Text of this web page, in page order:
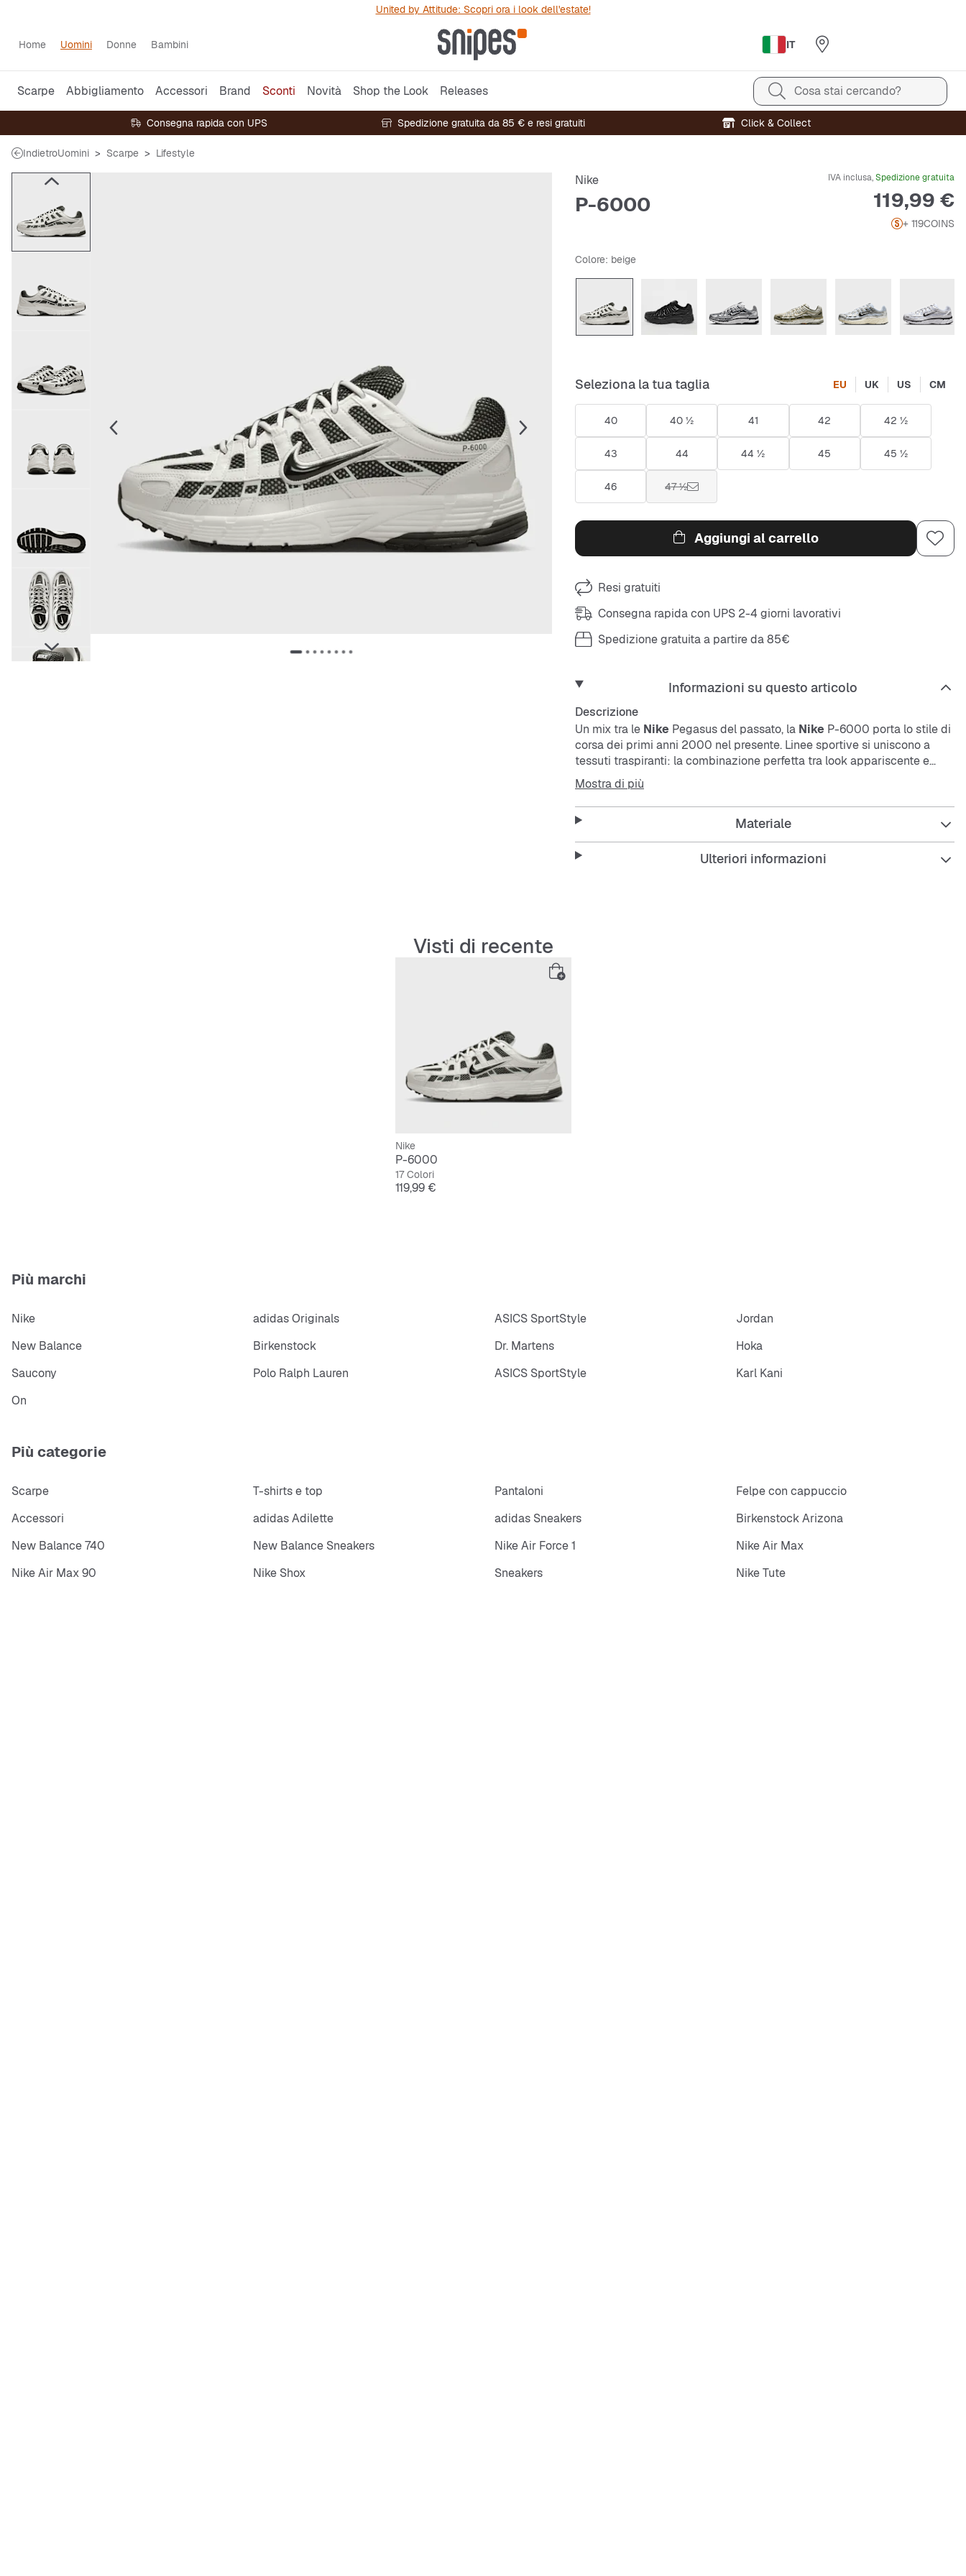
United by Attitude: Scopri ora i look dell'estate!
Home Uomini Donne Bambini IT
Scarpe Abbigliamento Accessori Brand Sconti Novità Shop the Look Releases Cosa stai cercando?
Consegna rapida con UPS Spedizione gratuita da 85 € e resi gratuiti Click & Collect
IndietroUomini Scarpe Lifestyle
Nike
P-6000
IVA inclusa,Spedizione gratuita
Prezzo
119,99 €
+ 119COINS
Colore: beige
Seleziona la tua taglia EU UK US CM
40 40 ½ 41 42 42 ½
43 44 44 ½ 45 45 ½
46 47 ½
Aggiungi al carrello
Resi gratuiti
Consegna rapida con UPS 2-4 giorni lavorativi
Spedizione gratuita a partire da 85€
Informazioni su questo articolo
Descrizione
Un mix tra le Nike Pegasus del passato, la Nike P-6000 porta lo stile di
corsa dei primi anni 2000 nel presente. Linee sportive si uniscono a
tessuti traspiranti: la combinazione perfetta tra look appariscente e
comfort. L’ammortizzazione in schiuma crea una silhouette rialzata
ispirata all’allenamento di corsa e un comfort incredibile.
Tomaia in tessuto con sovrapposizioni in pelle, resistente e traspirante.
Il design retrò si ispira alleNikePegasus 25 eNikePegasus 2006.
La suola in gomma garantisce una presa duratura.
Mostra di più
Materiale
Ulteriori informazioni
Visti di recente
Nike
P-6000
17 Colori
Prezzo
119,99 €
Più marchi
Nike adidas Originals ASICS SportStyle
Jordan
New Balance
Birkenstock Dr. Martens
Hoka
Saucony
Polo Ralph Lauren ASICS SportStyle
Karl Kani
On
Più categorie
Scarpe T-shirts e top Pantaloni
Felpe con cappuccio
Accessori
adidas Adilette adidas Sneakers
Birkenstock Arizona
New Balance 740
New Balance Sneakers Nike Air Force 1
Nike Air Max
Nike Air Max 90
Nike Shox Sneakers Nike Tute